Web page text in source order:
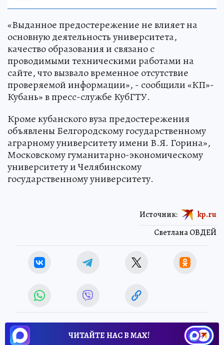
«Выданное предостережение не влияет на
основную деятельность университета,
качество образования и связано с
проводимыми техническими работами на
сайте, что вызвало временное отсутствие
проверяемой информации», - сообщили «КП»-
Кубань» в пресс-службе КубГТУ.
Кроме кубанского вуза предостережения
объявлены Белгородскому государственному
аграрному университету имени В.Я. Горина»,
Московскому гуманитарно-экономическому
университету и Челябинскому
государственному университету.
Светлана ОВДЕЙ
Источник: kp.ru
ЧИТАЙТЕ НАС В МАХ!